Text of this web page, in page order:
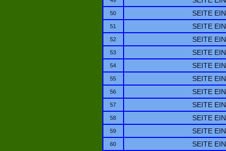
50 SEITE
51 SEITE
52 SEITE
53 SEITE
54 SEITE
55 SEITE
56 SEITE
57 SEITE
58 SEITE
59 SEITE
60 SEITE